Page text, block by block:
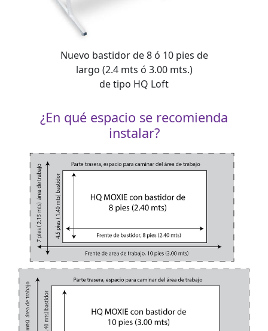
Nuevo bastidor de 8 ó 10 pies de
largo (2.4 mts ó 3.00 mts.)
de tipo HQ Loft
¿En qué espacio se recomienda
instalar?